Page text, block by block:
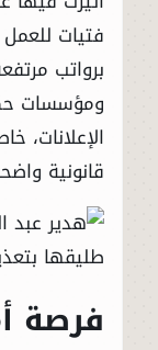
فتيات
برواتب
ومؤسسات
الإعلانات،
قانونية
فرصة